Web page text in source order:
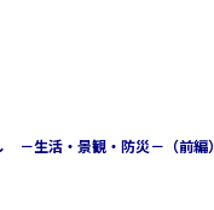
－生活・景観・防災－（前編）